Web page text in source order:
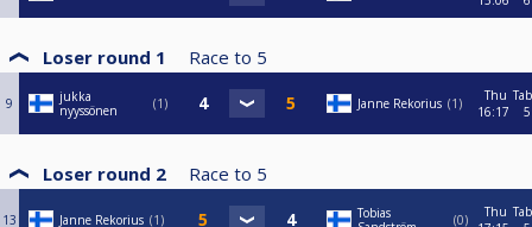
Loser round 1 Race to 5
9
jukka
nyyssönen
1 Janne Rekorius 1
Thu
16:17
5
Loser round 2 Race to 5
13 Janne Rekorius 1
Tobias
0
Thu